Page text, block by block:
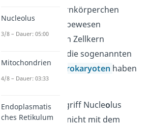
Deshalb ist das Kernkörperchen
auch nur in den Lebewesen
enthalten, die einen Zellkern
besitzen. Das sind die sogenannten
Eukaryoten. Die Prokaryoten haben
keinen Zellkern.
Du solltest den Begriff Nucleolus
(Kernkörperchen) nicht mit dem
Nucleolus
3/8 – Dauer: 05:00
Mitochondrien
4/8 – Dauer: 03:33
Endoplasmatis
ches Retikulum